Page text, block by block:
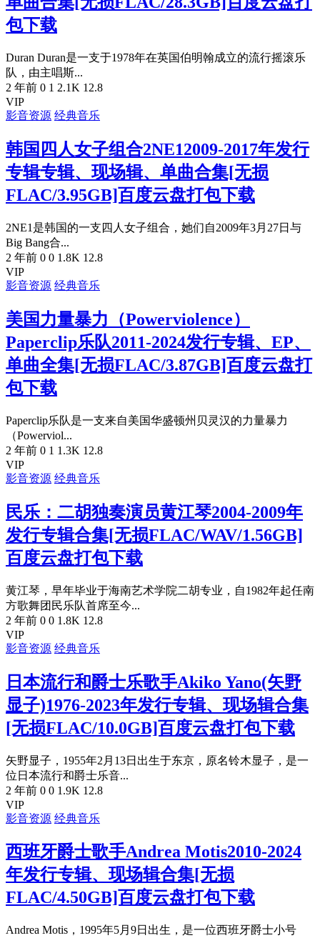
包下载
Duran Duran是一支于1978年在英国伯明翰成立的流行摇滚乐
队，由主唱斯...
2 年前 0 1 2.1K 12.8
VIP
影音资源 经典音乐
韩国四人女子组合2NE12009-2017年发行
专辑专辑、现场辑、单曲合集[无损
FLAC/3.95GB]百度云盘打包下载
2NE1是韩国的一支四人女子组合，她们自2009年3月27日与
Big Bang合...
2 年前 0 0 1.8K 12.8
VIP
影音资源 经典音乐
美国力量暴力（Powerviolence）
Paperclip乐队2011-2024发行专辑、EP、
单曲全集[无损FLAC/3.87GB]百度云盘打
包下载
Paperclip乐队是一支来自美国华盛顿州贝灵汉的力量暴力
（Powerviol...
2 年前 0 1 1.3K 12.8
VIP
影音资源 经典音乐
民乐：二胡独奏演员黄江琴2004-2009年
发行专辑合集[无损FLAC/WAV/1.56GB]
百度云盘打包下载
黄江琴，早年毕业于海南艺术学院二胡专业，自1982年起任南
方歌舞团民乐队首席至今...
2 年前 0 0 1.8K 12.8
VIP
影音资源 经典音乐
日本流行和爵士乐歌手Akiko Yano(矢野
显子)1976-2023年发行专辑、现场辑合集
[无损FLAC/10.0GB]百度云盘打包下载
矢野显子，1955年2月13日出生于东京，原名铃木显子，是一
位日本流行和爵士乐音...
2 年前 0 0 1.9K 12.8
VIP
影音资源 经典音乐
西班牙爵士歌手Andrea Motis2010-2024
年发行专辑、现场辑合集[无损
FLAC/4.50GB]百度云盘打包下载
Andrea Motis，1995年5月9日出生，是一位西班牙爵士小号